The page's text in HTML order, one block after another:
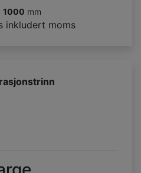
1000 mm
inkludert moms